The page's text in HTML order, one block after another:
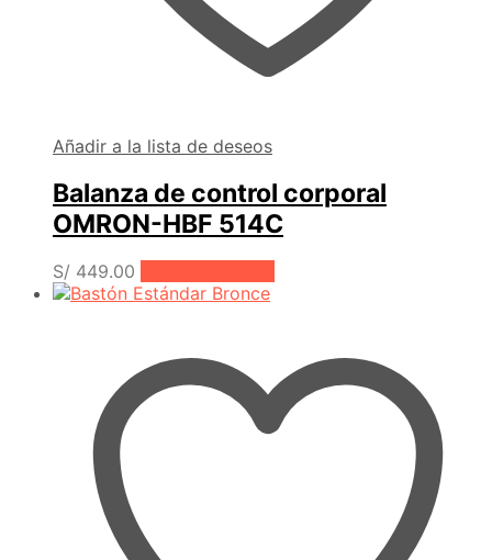
Añadir a la lista de deseos
Balanza de control corporal
OMRON-HBF 514C
S/ 449.00